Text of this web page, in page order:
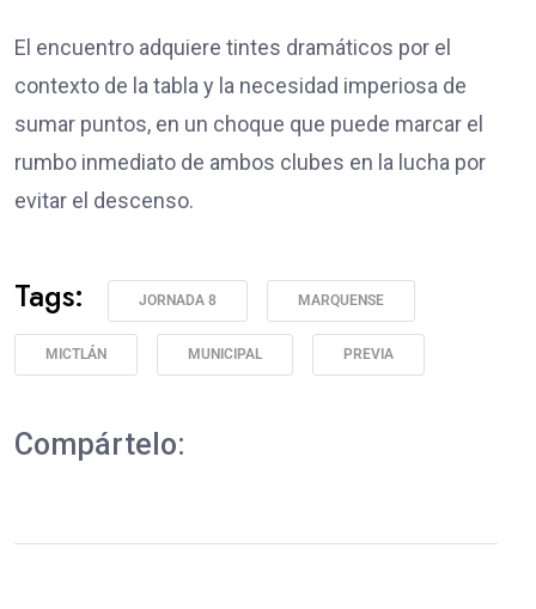
El encuentro adquiere tintes dramáticos por el
contexto de la tabla y la necesidad imperiosa de
sumar puntos, en un choque que puede marcar el
rumbo inmediato de ambos clubes en la lucha por
evitar el descenso.
Tags: JORNADA 8 MARQUENSE
MICTLÁN MUNICIPAL PREVIA
Compártelo: